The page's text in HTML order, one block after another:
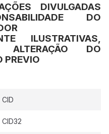
DIVULGADAS
DO
ILUSTRATIVAS,
ALTERAÇÃO DO
PREVIO
CID
CID32